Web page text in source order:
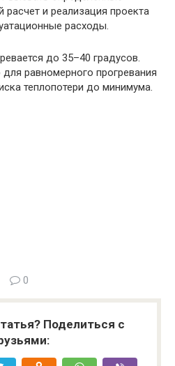
расчет и реализация проекта
расходы.
до 35–40 градусов.
равномерного прогревания
теплопотери до минимума.
0
Поделиться с